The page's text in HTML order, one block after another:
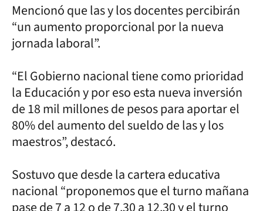
Mencionó que las y los docentes percibirán
“un aumento proporcional por la nueva
jornada laboral”.
“El Gobierno nacional tiene como prioridad
la Educación y por eso esta nueva inversión
de 18 mil millones de pesos para aportar el
80% del aumento del sueldo de las y los
maestros”, destacó.
Sostuvo que desde la cartera educativa
nacional “proponemos que el turno mañana